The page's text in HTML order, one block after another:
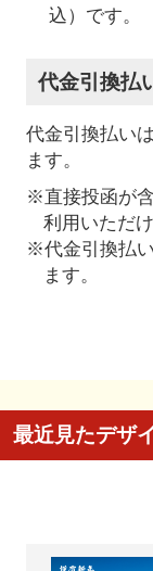
込）です。
代金引換払
代金引換払い
ます。
※直接投函が
利用いただ
※代金引換払
ます。
最近見たデザ